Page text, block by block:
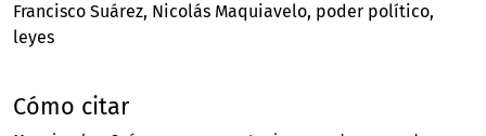
Francisco Suárez Nicolás Maquiavelo poder político
leyes
Cómo citar